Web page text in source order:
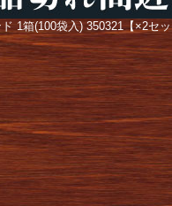
1箱(100袋入) 350321【×2セッ